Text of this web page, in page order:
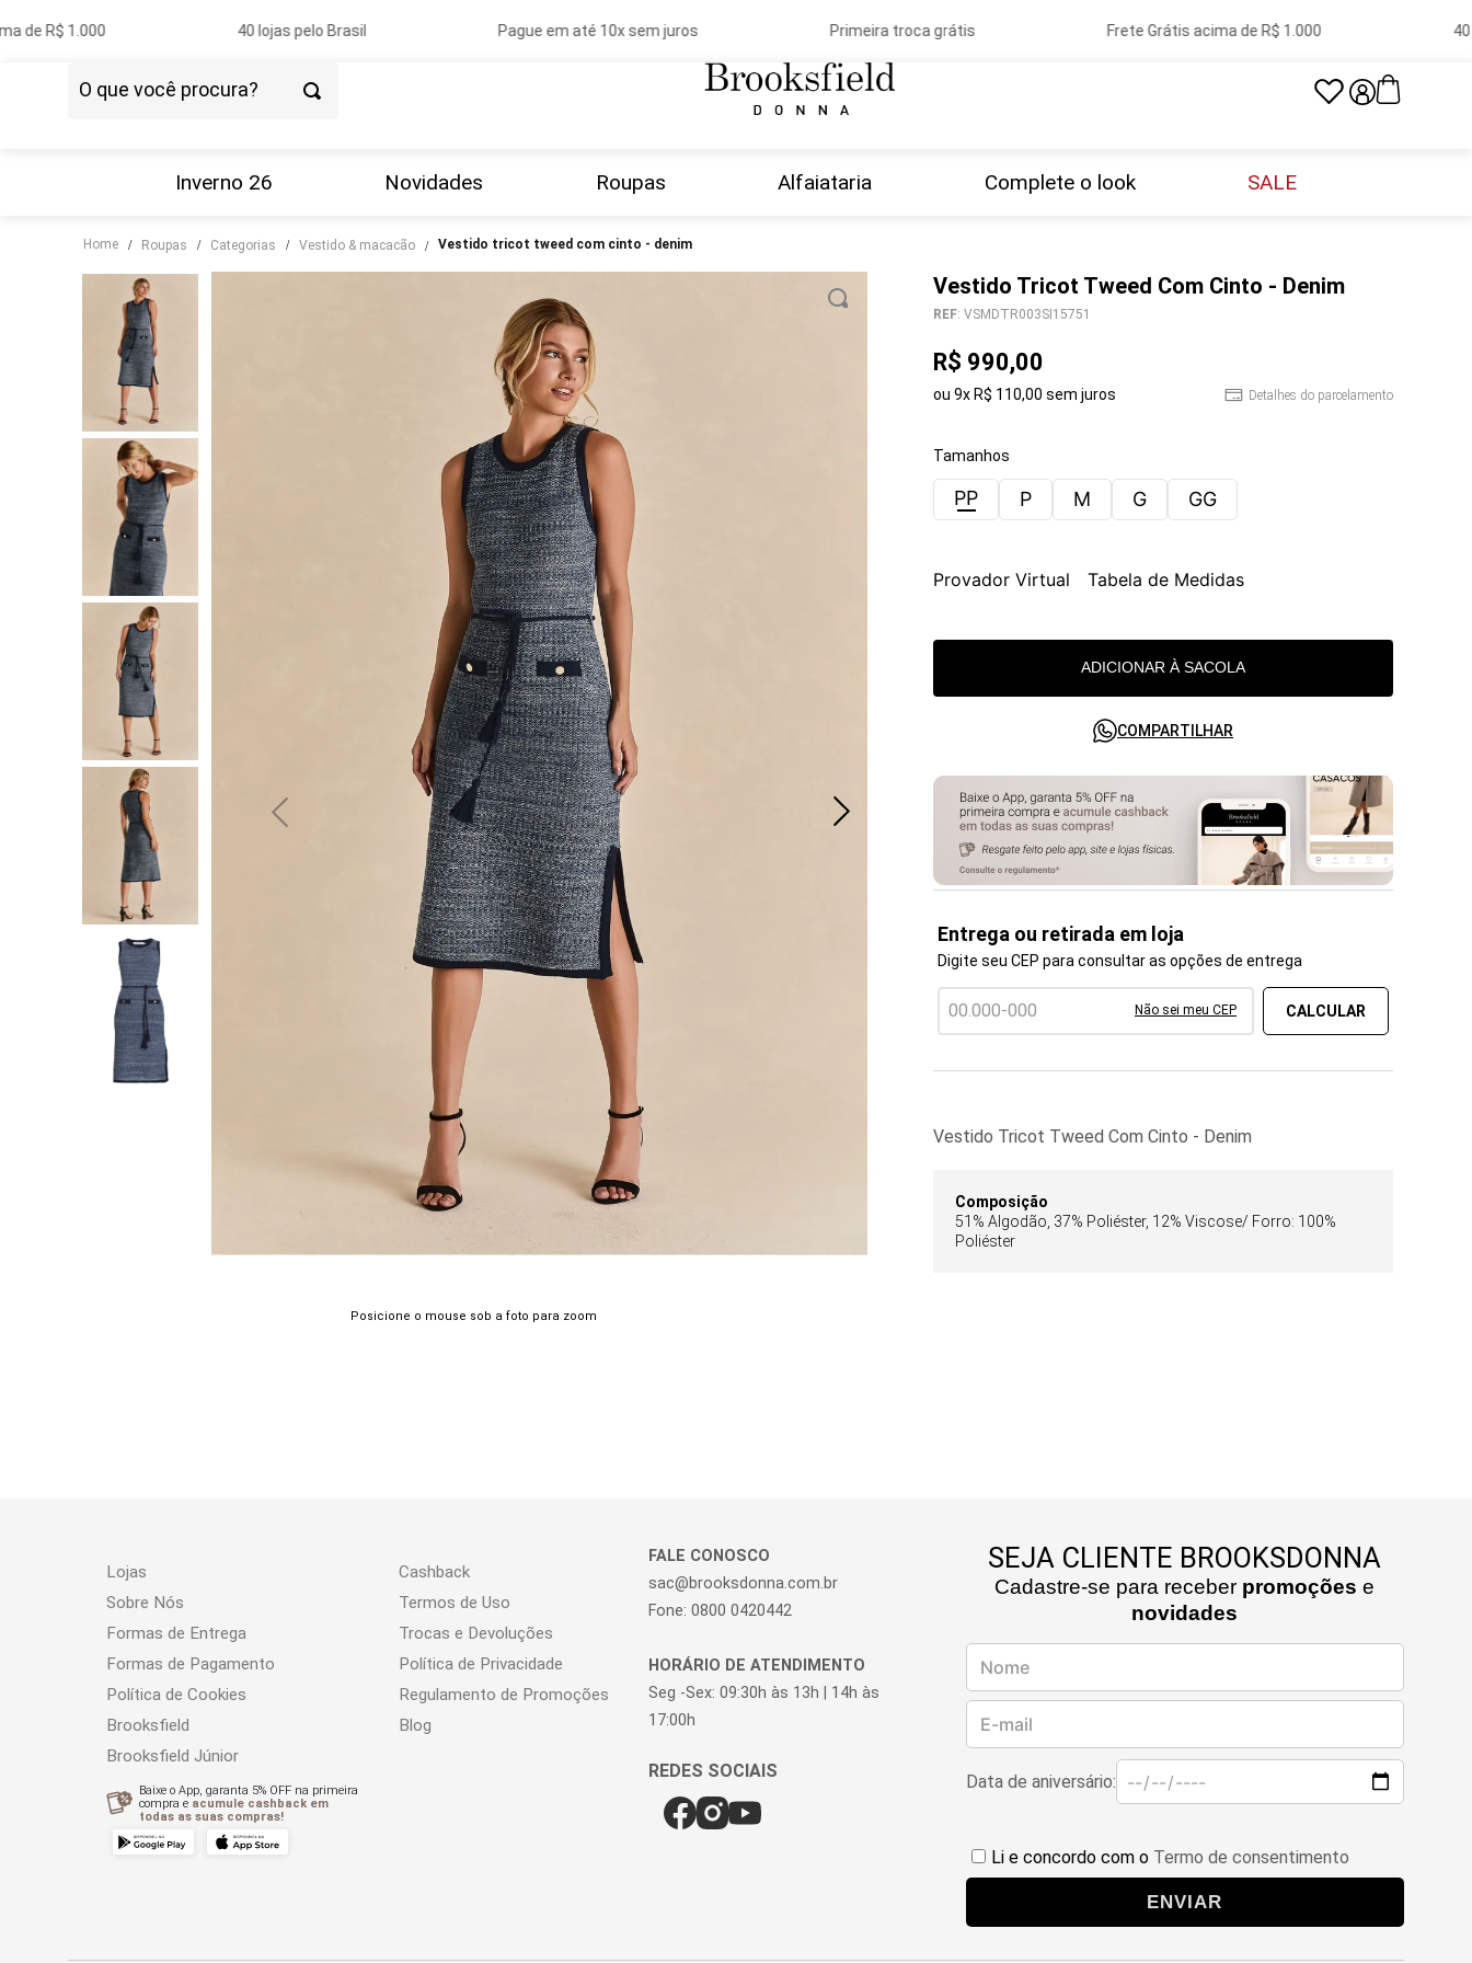
de R$ 1.000 40 lojas pelo Brasil Pague em até 10x sem juros Primeira troca grátis Frete Grátis acima de R$ 1.000 40
Inverno 26 Novidades Roupas Alfaiataria Complete o look SALE
Home roupas categorias vestido & macacão vestido tricot tweed com cinto - denim
Posicione o mouse sob a foto para zoom
Vestido Tricot Tweed Com Cinto - Denim
REF: VSMDTR003SI15751
R$ 990,00
ou 9x R$ 110,00 sem juros Detalhes do parcelamento
Tamanhos
PP P M G GG
Provador Virtual Tabela de Medidas
ADICIONAR À SACOLA
COMPARTILHAR
Entrega ou retirada em loja
Digite seu CEP para consultar as opções de entrega
Não sei meu CEP
Vestido Tricot Tweed Com Cinto - Denim
Composição
51% Algodão, 37% Poliéster, 12% Viscose/ Forro: 100%
Poliéster
Lojas
Cashback
Sobre Nós
Termos de Uso
Formas de Entrega
Trocas e Devoluções
Formas de Pagamento
Política de Privacidade
Política de Cookies
Regulamento de Promoções
Brooksfield
Blog
Brooksfield Júnior
Baixe o App, garanta 5% OFF na primeira
compra e acumule cashback em
todas as suas compras!
FALE CONOSCO
sac@brooksdonna.com.br
Fone: 0800 0420442
HORÁRIO DE ATENDIMENTO
Seg -Sex: 09:30h às 13h | 14h às
17:00h
SEJA CLIENTE BROOKSDONNA
Cadastre-se para receber promoções e
novidades
Data de aniversário:
Li e concordo com o Termo de consentimento
ENVIAR
3º
calça
blusa
tricot
camisa
couro
8º
saia
calça jeans
jeans